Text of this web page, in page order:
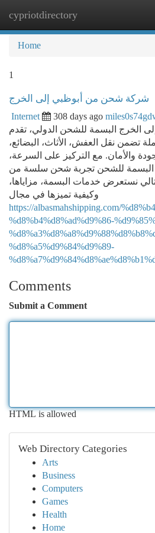
cypriotdirectory
Home
1
شركة شحن من أبوظبي إلى الخرج
Internet 308 days ago
الخرج البسمة للشحن الدولي، تقدم
تضمن نقل العفش، الأثاث، البضائع،
والأمان. مع التركيز على السرعة،
البسمة للشحن تجربة شحن سلسة من
نستعرض خدمات البسمة، مزاياها،
وكيفية تميزها في مجال
https://albasmahshipping.com/
%d8%b4%d8%ad%d9%86-
%d8%a5%d9%84%d9%89-
Comments
Submit a Comment
HTML is allowed
Web Directory Categories
Arts
Business
Computers
Games
Health
Home